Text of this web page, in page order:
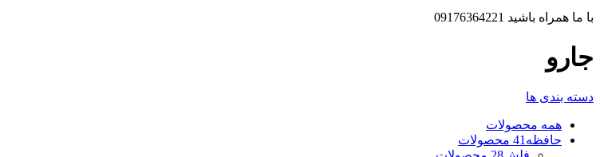
با ما همراه باشید 09176364221
جارو
دسته بندی ها
همه محصولات
حافظه 41 محصولات